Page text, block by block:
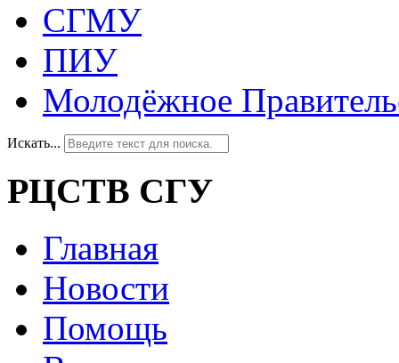
СГМУ
ПИУ
Молодёжное
Искать...
РЦСТВ СГУ
Главная
Новости
Помощь